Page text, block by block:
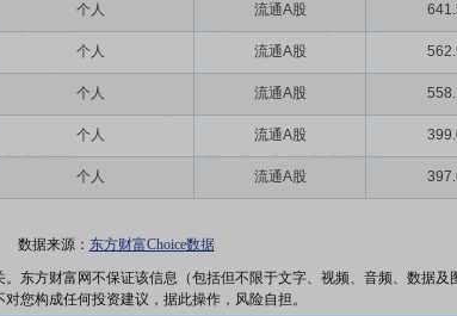
个人 流通A股
个人 流通A股
个人 流通A股
个人 流通A股
个人 流通A股
数据来源： 东方财富Choice数据
东方财富网不保证该信息（包括但不限于文字、视频、音频、数据
您构成任何投资建议，据此操作，风险自担。